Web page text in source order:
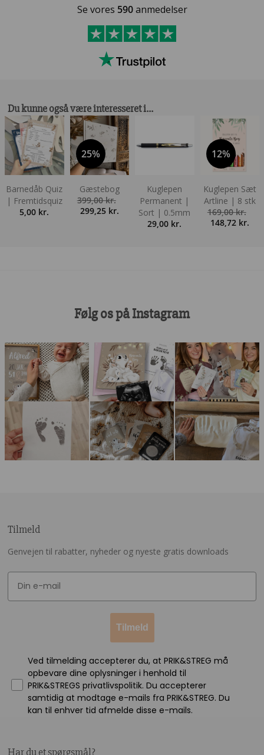
Se vores 590anmedelser
Du kunne også være interesseret i…
Barnedåb Quiz
| Fremtidsquiz
5,00 kr.
25%
Gæstebog
399,00kr.
Den
299,25 kr.
Kuglepen
Permanent |
Sort | 0.5mm
29,00 kr.
12%
Kuglepen Sæt
Artline | 8 stk
169,00kr.
Den
148,72 kr.
Følg os på Instagram
Har du et spørgsmål?
Tilmeld
Genvejen til rabatter, nyheder og nyeste gratis downloads
Tilmeld
Ved tilmelding accepterer du, at PRIK&STREG må
opbevare dine oplysninger i henhold til
PRIK&STREGS privatlivspolitik. Du accepterer
samtidig at modtage e-mails fra PRIK&STREG. Du
kan til enhver tid afmelde disse e-mails.